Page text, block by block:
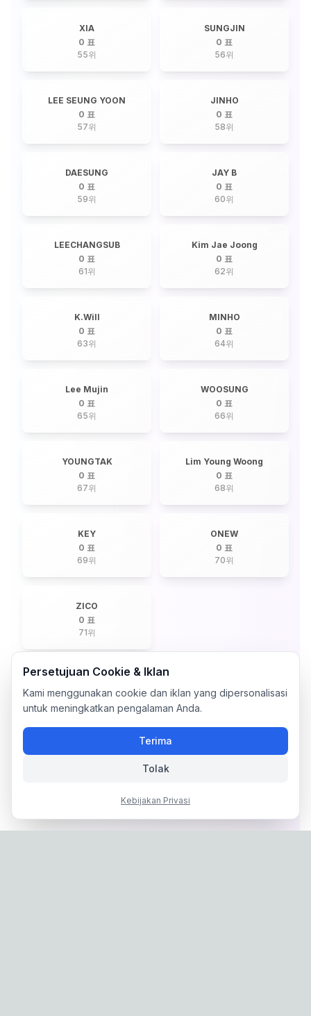
XIA
0 표
55위
SUNGJIN
0 표
56위
LEE SEUNG YOON
0 표
57위
JINHO
0 표
58위
DAESUNG
0 표
59위
JAY B
0 표
60위
LEECHANGSUB
0 표
61위
Kim Jae Joong
0 표
62위
K.Will
0 표
63위
MINHO
0 표
64위
Lee Mujin
0 표
65위
WOOSUNG
0 표
66위
YOUNGTAK
0 표
67위
Lim Young Woong
0 표
68위
KEY
0 표
69위
ONEW
0 표
70위
ZICO
0 표
71위
Persetujuan Cookie & Iklan
Kami menggunakan cookie dan iklan yang dipersonalisasi
untuk meningkatkan pengalaman Anda.
Terima
Tolak
Kebijakan Privasi